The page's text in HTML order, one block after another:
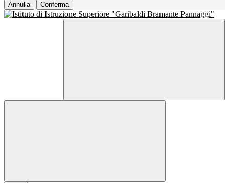
Annulla Conferma